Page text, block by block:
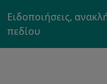
Ειδοποιήσεις,
πεδίου